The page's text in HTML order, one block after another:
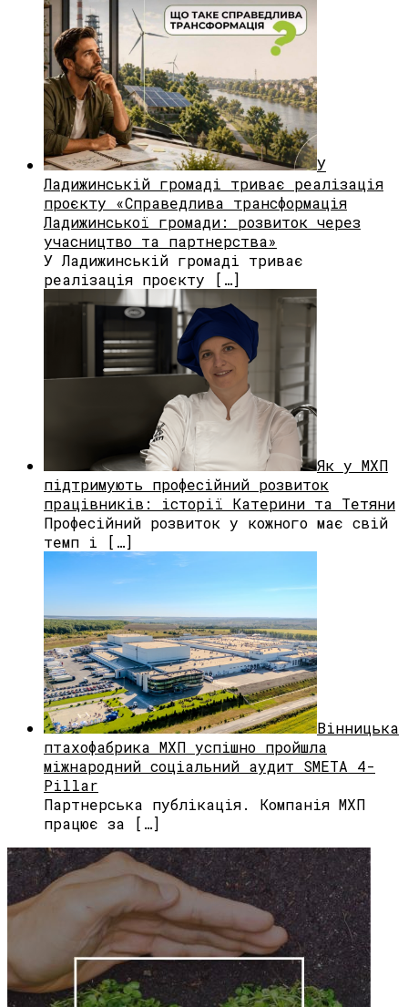
У
Ладижинській громаді триває реалізація
проєкту «Справедлива трансформація
Ладижинської громади: розвиток через
учасництво та партнерства»
У Ладижинській громаді триває
реалізація проєкту […]
Як у МХП
підтримують професійний розвиток
працівників: історії Катерини та Тетяни
Професійний розвиток у кожного має свій
темп і […]
Вінницька
птахофабрика МХП успішно пройшла
міжнародний соціальний аудит SMETA 4-
Pillar
Партнерська публікація. Компанія МХП
працює за […]